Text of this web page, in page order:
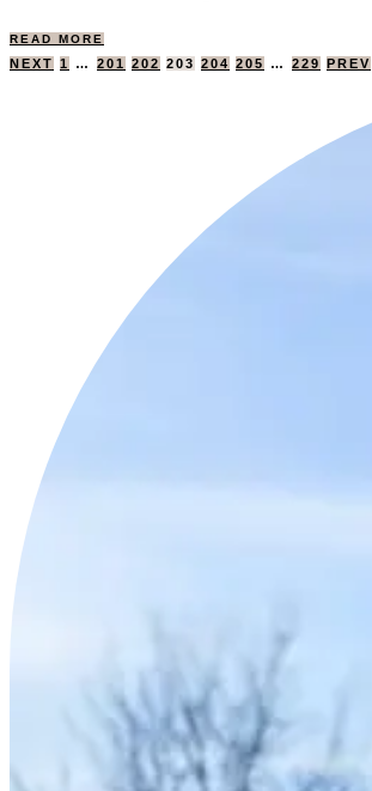
READ MORE
SEITENNUMMERIERUNG
NEXT 1 … 201 202 203 204 205 … 229 PREV